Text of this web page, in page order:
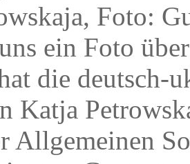
Foto:
ein Foto
die deutsch-
Katja
Allgemeinen